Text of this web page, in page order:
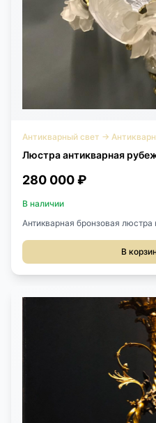
Антикварный свет →
Люстра антикварная
280 000 ₽
В наличии
Антикварная бронзовая
стекла. Центральная часть
90 см. Диаметр - 50 см.
В